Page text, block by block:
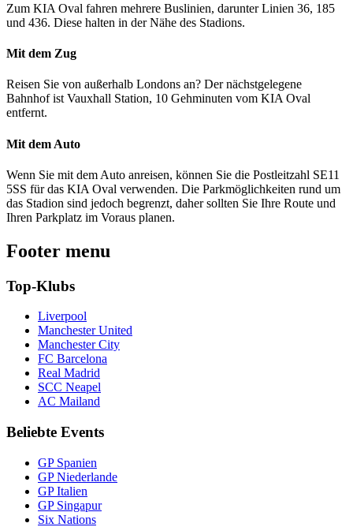
Zum KIA Oval fahren mehrere Buslinien, darunter Linien 36, 185
und 436. Diese halten in der Nähe des Stadions.
Mit dem Zug
Reisen Sie von außerhalb Londons an? Der nächstgelegene
Bahnhof ist Vauxhall Station, 10 Gehminuten vom KIA Oval
entfernt.
Mit dem Auto
Wenn Sie mit dem Auto anreisen, können Sie die Postleitzahl SE11
5SS für das KIA Oval verwenden. Die Parkmöglichkeiten rund um
das Stadion sind jedoch begrenzt, daher sollten Sie Ihre Route und
Ihren Parkplatz im Voraus planen.
Footer menu
Top-Klubs
Liverpool
Manchester United
Manchester City
FC Barcelona
Real Madrid
SCC Neapel
AC Mailand
Beliebte Events
GP Spanien
GP Niederlande
GP Italien
GP Singapur
Six Nations